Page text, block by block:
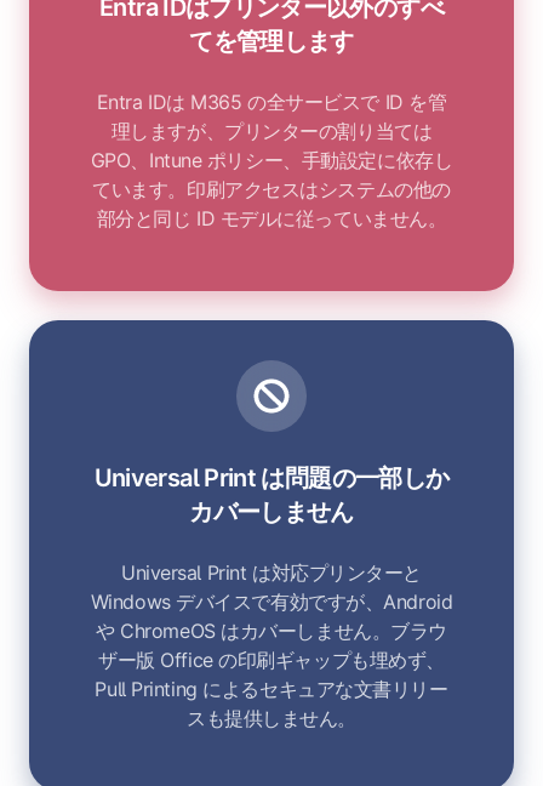
Entra IDはプリンター以外のすべ
てを管理します
Entra IDは M365 の全サービスで ID を管
理しますが、プリンターの割り当ては
GPO、Intune ポリシー、手動設定に依存し
ています。印刷アクセスはシステムの他の
部分と同じ ID モデルに従っていません。
Universal Print は問題の一部しか
カバーしません
Universal Print は対応プリンターと
Windows デバイスで有効ですが、Android
や ChromeOS はカバーしません。ブラウ
ザー版 Office の印刷ギャップも埋めず、
Pull Printing によるセキュアな文書リリー
スも提供しません。